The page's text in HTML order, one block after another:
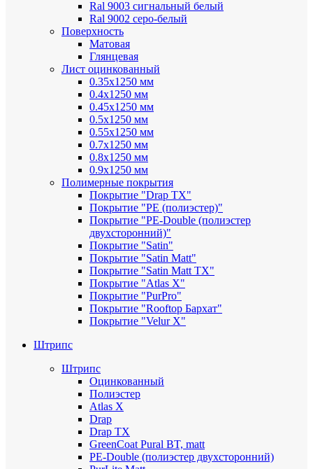
Ral 9003 сигнальный белый
Ral 9002 серо-белый
Поверхность
Матовая
Глянцевая
Лист оцинкованный
0.35х1250 мм
0.4х1250 мм
0.45х1250 мм
0.5х1250 мм
0.55х1250 мм
0.7х1250 мм
0.8х1250 мм
0.9х1250 мм
Полимерные покрытия
Покрытие "Drap TX"
Покрытие "PE (полиэстер)"
Покрытие "PE-Double (полиэстер
двухсторонний)"
Покрытие "Satin"
Покрытие "Satin Мatt"
Покрытие "Satin Matt TX"
Покрытие "Atlas X"
Покрытие "PurPro"
Покрытие "Rooftop Бархат"
Покрытие "Velur X"
Штрипс
Штрипс
Оцинкованный
Полиэстер
Atlas X
Drap
Drap TX
GreenCoat Pural BT, matt
PE-Double (полиэстер двухсторонний)